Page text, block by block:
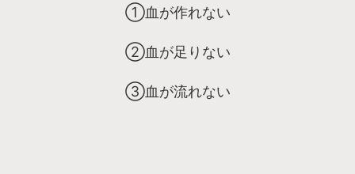
①血が作れない
②血が足りない
③血が流れない